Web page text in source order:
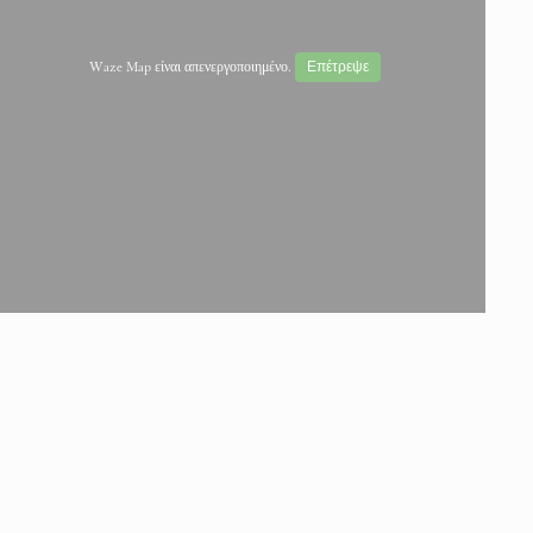
Waze Map είναι απενεργοποιημένο. Επέτρεψε